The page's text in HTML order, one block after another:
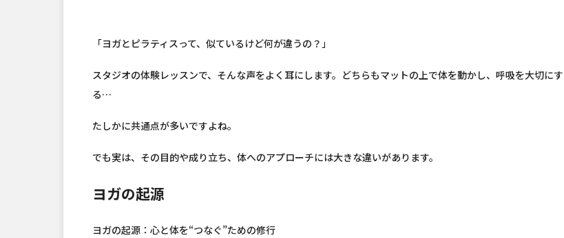
「ヨガとピラティスって、似ているけど何が違うの？」
スタジオの体験レッスンで、そんな声をよく耳にします。どちらもマットの上で体を動かし、呼吸を大切にす
る…
たしかに共通点が多いですよね。
でも実は、その目的や成り立ち、体へのアプローチには大きな違いがあります。
ヨガの起源
ヨガの起源：心と体を“つなぐ”ための修行